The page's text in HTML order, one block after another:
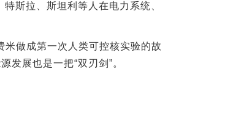
斯拉、斯坦利等人在电力系统、
米做成第一次人类可控核实验的故
展也是一把“双刃剑”。